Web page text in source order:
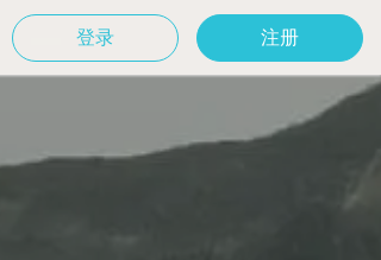
登录 注册